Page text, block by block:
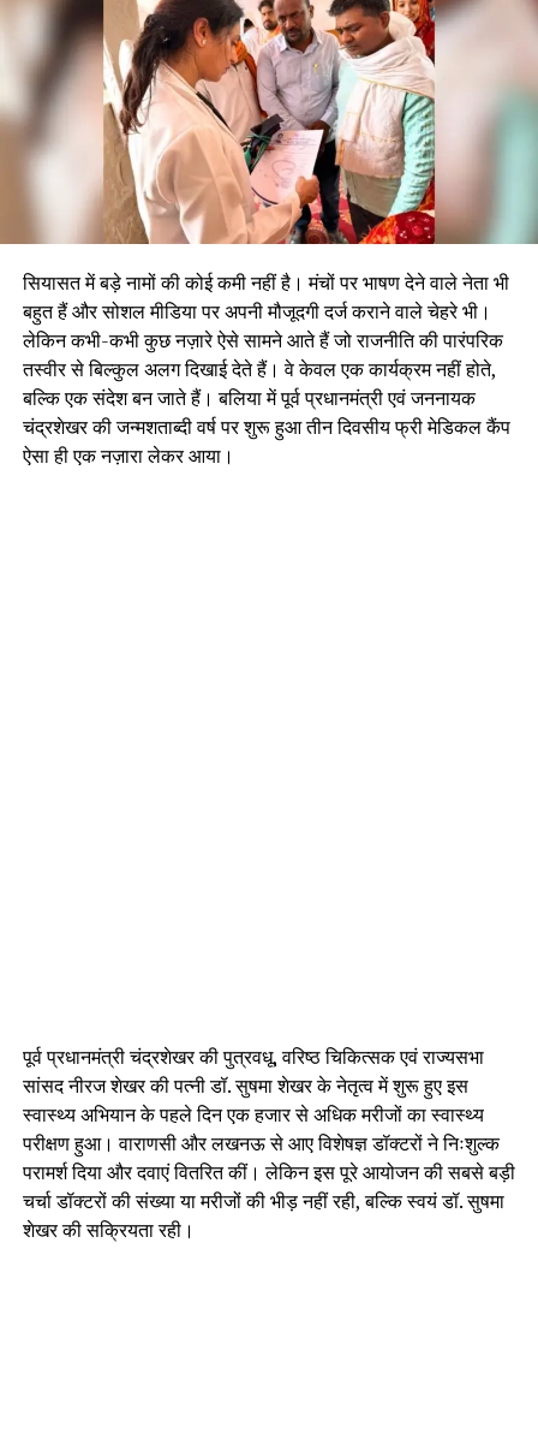
सियासत में बड़े नामों की कोई कमी नहीं है। मंचों पर भाषण देने वाले नेता भी
बहुत हैं और सोशल मीडिया पर अपनी मौजूदगी दर्ज कराने वाले चेहरे भी।
लेकिन कभी-कभी कुछ नज़ारे ऐसे सामने आते हैं जो राजनीति की पारंपरिक
तस्वीर से बिल्कुल अलग दिखाई देते हैं। वे केवल एक कार्यक्रम नहीं होते,
बल्कि एक संदेश बन जाते हैं। बलिया में पूर्व प्रधानमंत्री एवं जननायक
चंद्रशेखर की जन्मशताब्दी वर्ष पर शुरू हुआ तीन दिवसीय फ्री मेडिकल कैंप
ऐसा ही एक नज़ारा लेकर आया।
पूर्व प्रधानमंत्री चंद्रशेखर की पुत्रवधू, वरिष्ठ चिकित्सक एवं राज्यसभा
सांसद नीरज शेखर की पत्नी डॉ. सुषमा शेखर के नेतृत्व में शुरू हुए इस
स्वास्थ्य अभियान के पहले दिन एक हजार से अधिक मरीजों का स्वास्थ्य
परीक्षण हुआ। वाराणसी और लखनऊ से आए विशेषज्ञ डॉक्टरों ने निःशुल्क
परामर्श दिया और दवाएं वितरित कीं। लेकिन इस पूरे आयोजन की सबसे बड़ी
चर्चा डॉक्टरों की संख्या या मरीजों की भीड़ नहीं रही, बल्कि स्वयं डॉ. सुषमा
शेखर की सक्रियता रही।